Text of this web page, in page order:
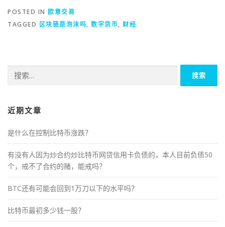
POSTED IN 欧意交易
TAGGED 区块链是泡沫吗, 数字货币, 财经
索：
近期文章
是什么在控制比特币涨跌？
有没有人因为炒合约炒比特币网贷信用卡负债的，本人目前负债50
个，戒不了合约的赌，能戒吗？
BTC还有可能会回到1万刀以下的水平吗？
比特币最初多少钱一股？